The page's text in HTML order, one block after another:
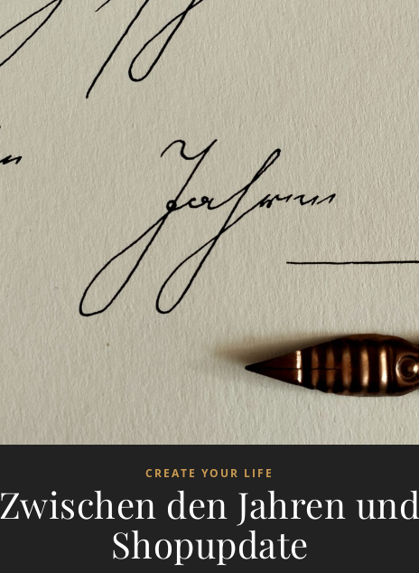
CREATE YOUR LIFE
Zwischen den Jahren und
Shopupdate